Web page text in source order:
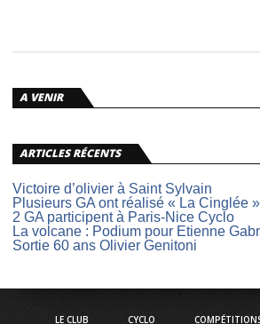
A VENIR
ARTICLES RÉCENTS
Victoire d’olivier à Saint Sylvain
Plusieurs GA ont réalisé « La Cinglée
2 GA participent à Paris-Nice Cyclo
La volcane : Podium pour Etienne
Sortie 60 ans Olivier Genitoni
LE CLUB CYCLO